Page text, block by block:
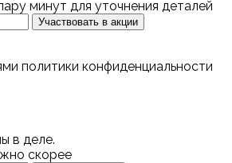
минут для уточнения деталей
Участвовать в акции
политики конфиденциальности
в деле.
скорее